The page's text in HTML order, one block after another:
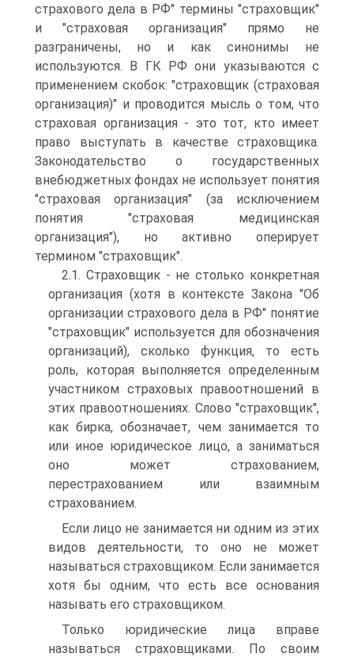
страхового дела в РФ" термины "страховщик"
и "страховая организация" прямо не
разграничены, но и как синонимы не
используются. В ГК РФ они указываются с
применением скобок: "страховщик (страховая
организация)" и проводится мысль о том, что
страховая организация - это тот, кто имеет
право выступать в качестве страховщика.
Законодательство о государственных
внебюджетных фондах не использует понятия
"страховая организация" (за исключением
понятия "страховая медицинская
организация"), но активно оперирует
термином "страховщик".
2.1. Страховщик - не столько конкретная
организация (хотя в контексте Закона "Об
организации страхового дела в РФ" понятие
"страховщик" используется для обозначения
организаций), сколько функция, то есть
роль, которая выполняется определенным
участником страховых правоотношений в
этих правоотношениях. Слово "страховщик",
как бирка, обозначает, чем занимается то
или иное юридическое лицо, а заниматься
оно может страхованием,
перестрахованием или взаимным
страхованием.
Если лицо не занимается ни одним из этих
видов деятельности, то оно не может
называться страховщиком. Если занимается
хотя бы одним, что есть все основания
называть его страховщиком.
Только юридические лица вправе
называться страховщиками. По своим